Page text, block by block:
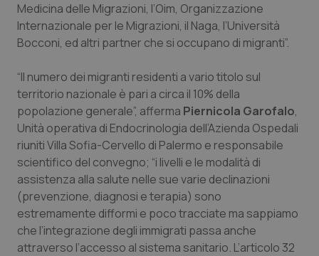
Provincia Autonoma di Trento
Puglia
Sardegna
Sicilia
Toscana
Umbria
Valle D’Aosta
Ipertensione & Scompenso
Malattie rare
Malattia di Crohn & Rettocolite Ulcerosa
Neuroscienze & patologie neurodegenerative
Obesità
Oftalmologia
Oncodermatologia
Medicina delle Migrazioni, l’Oim, Organizzazione
Internazionale per le Migrazioni, il Naga, l’Università
Bocconi, ed altri partner che si occupano di migranti”.
“Il numero dei migranti residenti a vario titolo sul
territorio nazionale è pari a circa il 10% della
popolazione generale”, afferma Piernicola Garofalo,
Unità operativa di Endocrinologia dell’Azienda Ospedali
riuniti Villa Sofia-Cervello di Palermo e responsabile
scientifico del convegno; “i livelli e le modalità di
assistenza alla salute nelle sue varie declinazioni
(prevenzione, diagnosi e terapia) sono
estremamente difformi e poco tracciate ma sappiamo
che l’integrazione degli immigrati passa anche
attraverso l’accesso al sistema sanitario. L’articolo 32